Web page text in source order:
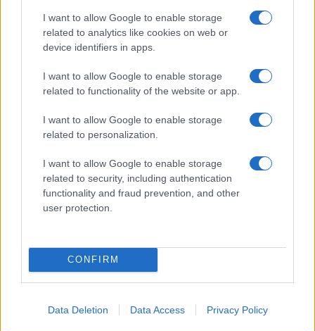
I want to allow Google to enable storage
related to analytics like cookies on web or
device identifiers in apps.
I want to allow Google to enable storage
related to functionality of the website or app.
I want to allow Google to enable storage
related to personalization.
I want to allow Google to enable storage
related to security, including authentication
functionality and fraud prevention, and other
user protection.
CONFIRM
Data Deletion Data Access Privacy Policy
Στενά του Ορμούζ: Πλήγμα σε πλοίο ελληνικής
διαχείρισης – Αγνοείται ναυτικός
4/08/2026 - 2:09μμ
Λίβανος-Ισραήλ: Η ειρήνη περνά από τα όπλα της
Χεζμπολάχ – Νέες συνομιλίες στη Ρώμη